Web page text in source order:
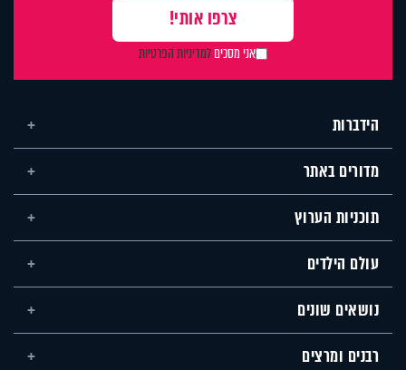
אני מסכיםלמדיניות הפרטיות
הידברות
מדורים באתר
תוכניות הערוץ
עולם הילדים
נושאים שונים
רבנים ומרצים